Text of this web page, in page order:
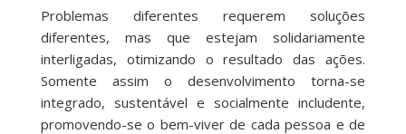
Problemas diferentes requerem soluções
diferentes, mas que estejam solidariamente
interligadas, otimizando o resultado das ações.
Somente assim o desenvolvimento torna-se
integrado, sustentável e socialmente includente,
promovendo-se o bem-viver de cada pessoa e de